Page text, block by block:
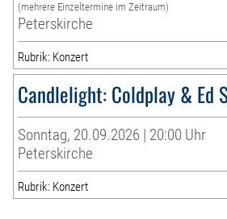
(mehrere Einzeltermine im Zeitraum)
Peterskirche
Rubrik: Konzert
Candlelight: Coldplay & Ed
Sonntag, 20.09.2026 | 20:00 Uhr
Peterskirche
Rubrik: Konzert